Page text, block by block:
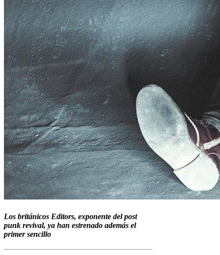
Los británicos Editors, exponente del post
punk revival, ya han estrenado además el
primer sencillo